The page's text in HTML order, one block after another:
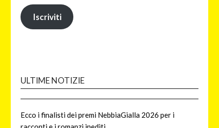
Iscriviti
ULTIME NOTIZIE
Ecco i finalisti dei premi NebbiaGialla 2026 per i